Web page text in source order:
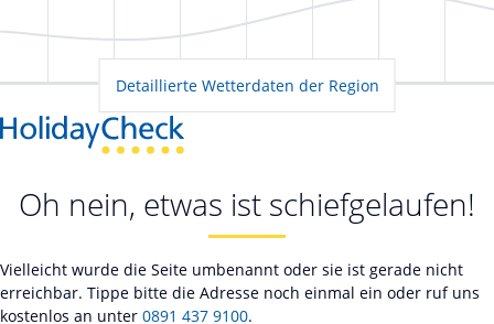
Detaillierte Wetterdaten der Region
Oh nein, etwas ist schiefgelaufen!
Vielleicht wurde die Seite umbenannt oder sie ist gerade nicht
erreichbar. Tippe bitte die Adresse noch einmal ein oder ruf uns
kostenlos an unter 0891 437 9100.